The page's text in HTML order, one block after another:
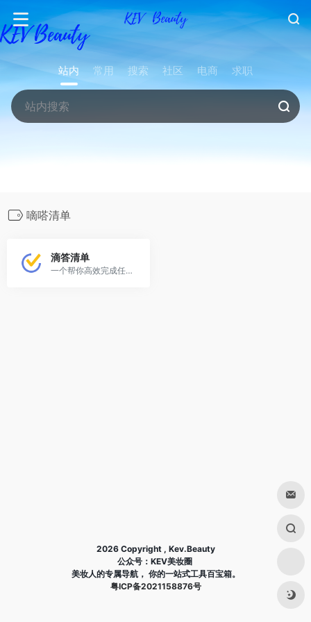
站内 常用 搜索 社区 电商 求职
嘀嗒清单
滴答清单
一个帮你高效完成任务和规划时间的应用，是一款拥有跨设备云同步、周期提醒、清单管理、清晰分类、协作和集成日历的应用
2026 Copyright , Kev.Beauty
公众号：KEV美妆圈
美妆人的专属导航， 你的一站式工具百宝箱。
粤ICP备2021158876号